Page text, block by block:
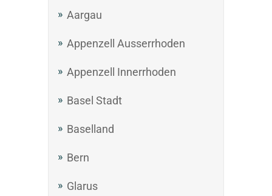
Aargau
Appenzell Ausserrhoden
Appenzell Innerrhoden
Basel Stadt
Baselland
Bern
Glarus